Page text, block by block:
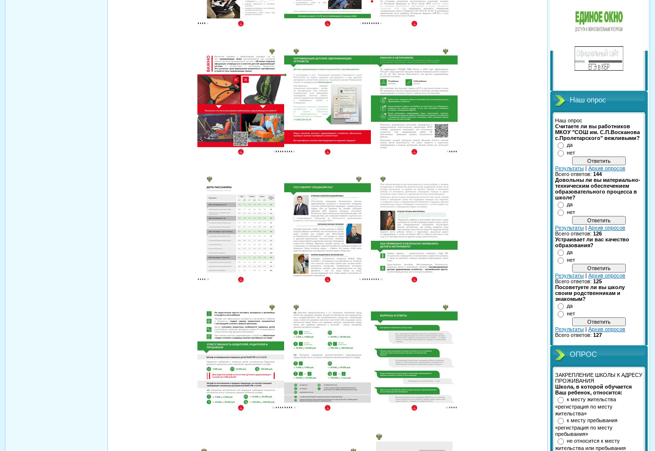
Наш опрос
Наш опрос
Считаете ли вы работников
МКОУ "СОШ им. С.П.Восканова
с.Пролетарского" вежливыми?
да
нет
Результаты
Архив опросов
Всего ответов: 144
Довольны ли вы материально-
техническим обеспечением
образовательного процесса в
школе?
да
нет
Результаты
Архив опросов
Всего ответов: 126
Устраивает ли вас качество
образования?
да
нет
Результаты
Архив опросов
Всего ответов: 125
Посоветуете ли вы школу
своим родственникам и
знакомым?
да
нет
Результаты
Архив опросов
Всего ответов: 127
ОПРОС
ЗАКРЕПЛЕНИЕ ШКОЛЫ К АДРЕСУ
ПРОЖИВАНИЯ
Школа, в которой обучается
Ваш ребенок, относится:
к месту жительства
«регистрация по месту
жительства»
к месту пребывания
«регистрация по месту
пребывания»
не относится к месту
жительства или пребывания